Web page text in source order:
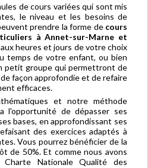
de cours variées qui sont mis
le niveau et les besoins de
prendre la forme de cours
à Annet-sur-Marne et
heures et jours de votre choix
temps de votre enfant, ou bien
petit groupe qui permettront de
façon approfondie et de refaire
efficaces.
et notre méthode
l'opportunité de dépasser ses
bases, en approfondissant ses
des exercices adaptés à
Vous pourrez bénéficier de la
de 50%. Et comme nous avons
Nationale Qualité des